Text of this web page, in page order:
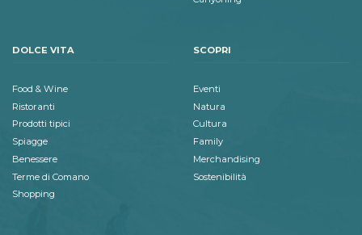
DOLCE VITA
Food & Wine
Ristoranti
Prodotti tipici
Spiagge
Benessere
Terme di Comano
Shopping
SCOPRI
Eventi
Natura
Cultura
Family
Merchandising
Sostenibilità